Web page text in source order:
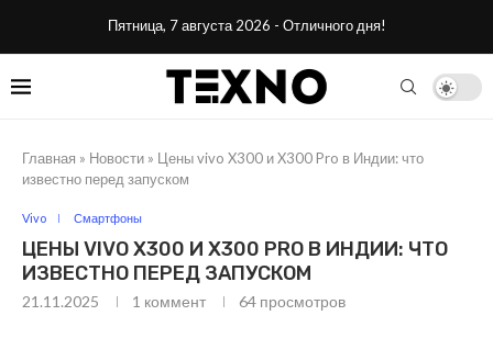
Пятница, 7 августа 2026 - Отличного дня!
Главная » Новости » Цены vivo X300 и X300 Pro в Индии: что
известно перед запуском
Vivo Смартфоны
ЦЕНЫ VIVO X300 И X300 PRO В ИНДИИ: ЧТО
ИЗВЕСТНО ПЕРЕД ЗАПУСКОМ
21.11.2025 1 коммент 64 просмотров